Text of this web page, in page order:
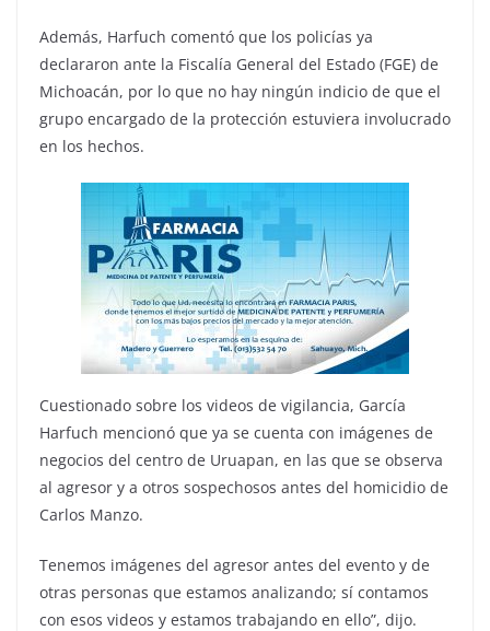
Además, Harfuch comentó que los policías ya
declararon ante la Fiscalía General del Estado (FGE) de
Michoacán, por lo que no hay ningún indicio de que el
grupo encargado de la protección estuviera involucrado
en los hechos.
Cuestionado sobre los videos de vigilancia, García
Harfuch mencionó que ya se cuenta con imágenes de
negocios del centro de Uruapan, en las que se observa
al agresor y a otros sospechosos antes del homicidio de
Carlos Manzo.
Tenemos imágenes del agresor antes del evento y de
otras personas que estamos analizando; sí contamos
con esos videos y estamos trabajando en ello”, dijo.